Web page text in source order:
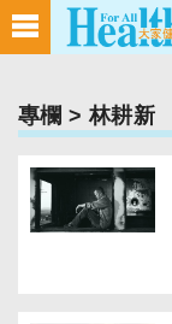
專欄> 林耕新